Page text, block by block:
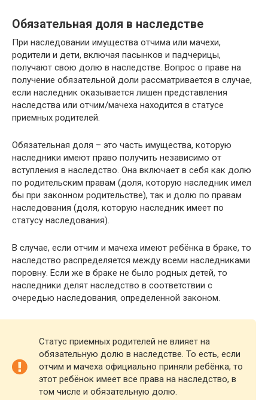
Обязательная доля в наследстве
При наследовании имущества отчима или мачехи,
родители и дети, включая пасынков и падчерицы,
получают свою долю в наследстве. Вопрос о праве на
получение обязательной доли рассматривается в случае,
если наследник оказывается лишен представления
наследства или отчим/мачеха находится в статусе
приемных родителей.
Обязательная доля – это часть имущества, которую
наследники имеют право получить независимо от
вступления в наследство. Она включает в себя как долю
по родительским правам (доля, которую наследник имел
бы при законном родительстве), так и долю по правам
наследования (доля, которую наследник имеет по
статусу наследования).
В случае, если отчим и мачеха имеют ребёнка в браке, то
наследство распределяется между всеми наследниками
поровну. Если же в браке не было родных детей, то
наследники делят наследство в соответствии с
очередью наследования, определенной законом.
Статус приемных родителей не влияет на
обязательную долю в наследстве. То есть, если
отчим и мачеха официально приняли ребёнка, то
этот ребёнок имеет все права на наследство, в
том числе и обязательную долю.